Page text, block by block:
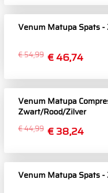
Venum Matupa Spats
€ 46,74
€ 54,99
Venum Matupa
Zwart/Rood/Zilver
€ 38,24
€ 44,99
Venum Matupa Spats